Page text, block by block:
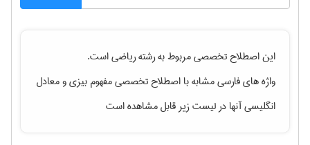
این اصطلاح تخصصی مربوط به رشتهرياضیاست.
واژه های فارسی مشابه با اصطلاح تخصصیمفهوم بیزیو معادل
انگلیسی آنها در لیست زیر قابل مشاهده است